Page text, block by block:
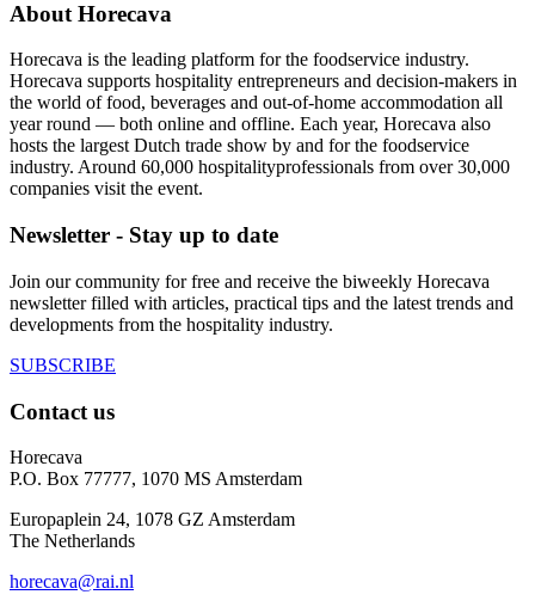
About Horecava
Horecava is the leading platform for the foodservice industry.
Horecava supports hospitality entrepreneurs and decision-makers in
the world of food, beverages and out-of-home accommodation all
year round — both online and offline. Each year, Horecava also
hosts the largest Dutch trade show by and for the foodservice
industry. Around 60,000 hospitalityprofessionals from over 30,000
companies visit the event.
Newsletter - Stay up to date
Join our community for free and receive the biweekly Horecava
newsletter filled with articles, practical tips and the latest trends and
developments from the hospitality industry.
SUBSCRIBE
Contact us
Horecava
P.O. Box 77777, 1070 MS Amsterdam
Europaplein 24, 1078 GZ Amsterdam
The Netherlands
horecava@rai.nl